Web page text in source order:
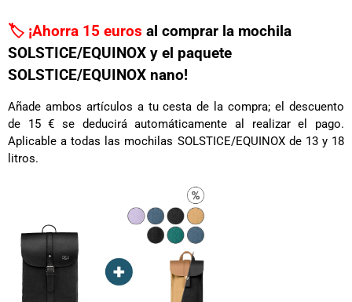
🏷️ ¡Ahorra 15 euros al comprar la mochila
SOLSTICE/EQUINOX y el paquete
SOLSTICE/EQUINOX nano!
Añade ambos artículos a tu cesta de la compra; el descuento
de 15 € se deducirá automáticamente al realizar el pago.
Aplicable a todas las mochilas SOLSTICE/EQUINOX de 13 y 18
litros.